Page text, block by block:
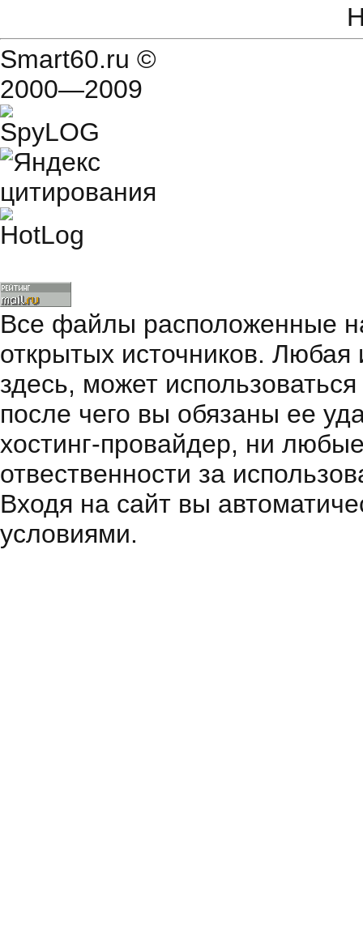
Smart60.ru ©
2000—2009
Все файлы расположенные
открытых источников.
здесь, может
после чего вы обязаны ее
хостинг-провайдер, ни
отвественности за
Входя на сайт вы
условиями.